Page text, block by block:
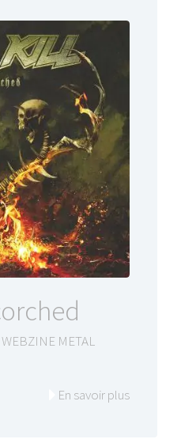
WEBZINE METAL
En savoir plus